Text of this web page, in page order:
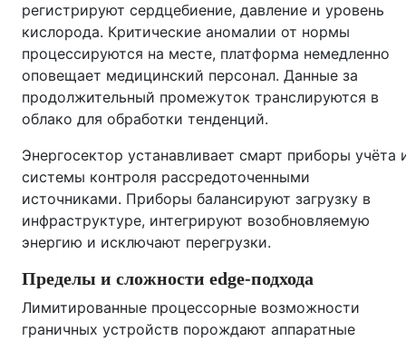
регистрируют сердцебиение, давление и уровень
кислорода. Критические аномалии от нормы
процессируются на месте, платформа немедленно
оповещает медицинский персонал. Данные за
продолжительный промежуток транслируются в
облако для обработки тенденций.
Энергосектор устанавливает смарт приборы учёта
системы контроля рассредоточенными
источниками. Приборы балансируют загрузку в
инфраструктуре, интегрируют возобновляемую
энергию и исключают перегрузки.
Пределы и сложности edge‑подхода
Лимитированные процессорные возможности
граничных устройств порождают аппаратные